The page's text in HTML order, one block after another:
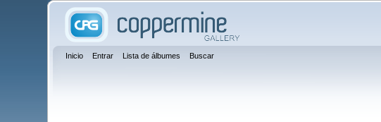
Inicio Entrar Lista de álbumes Buscar